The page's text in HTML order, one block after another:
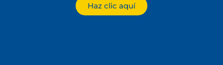
Haz clic aquí